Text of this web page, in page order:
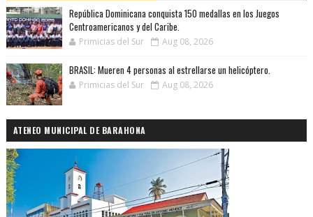
República Dominicana conquista 150 medallas en los Juegos
Centroamericanos y del Caribe.
Primicias del Sur Aug 08, 2026
BRASIL: Mueren 4 personas al estrellarse un helicóptero.
Primicias del Sur Aug 08, 2026
ATENEO MUNICIPAL DE BARAHONA